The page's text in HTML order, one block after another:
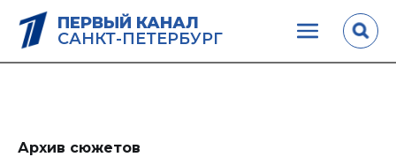
ПЕРВЫЙ КАНАЛ
САНКТ-ПЕТЕРБУРГ
Архив сюжетов